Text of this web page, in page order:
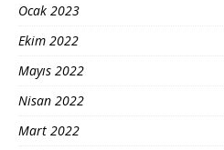
Ocak 2023
Ekim 2022
Mayıs 2022
Nisan 2022
Mart 2022